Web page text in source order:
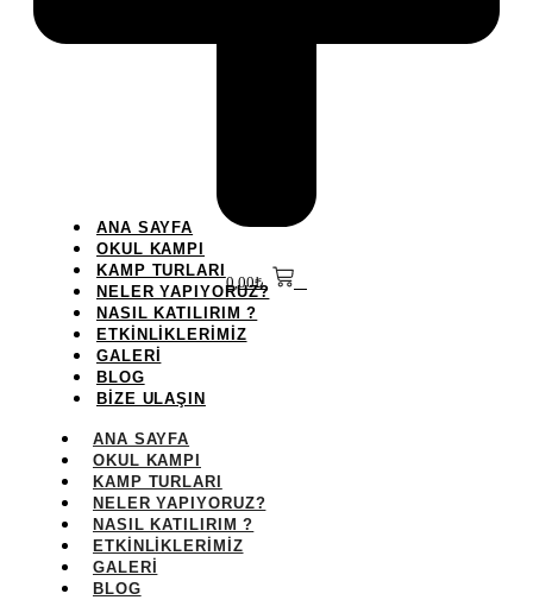
0,00₺
ANA SAYFA
OKUL KAMPI
KAMP TURLARI
NELER YAPIYORUZ?
NASIL KATILIRIM ?
ETKİNLİKLERİMİZ
GALERİ
BLOG
BİZE ULAŞIN
ANA SAYFA
OKUL KAMPI
KAMP TURLARI
NELER YAPIYORUZ?
NASIL KATILIRIM ?
ETKİNLİKLERİMİZ
GALERİ
BLOG